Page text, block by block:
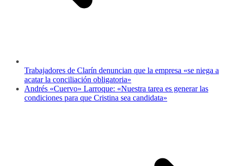
Trabajadores de Clarín denuncian que la empresa «se niega a
acatar la conciliación obligatoria»
Andrés «Cuervo» Larroque: «Nuestra tarea es generar las
condiciones para que Cristina sea candidata»